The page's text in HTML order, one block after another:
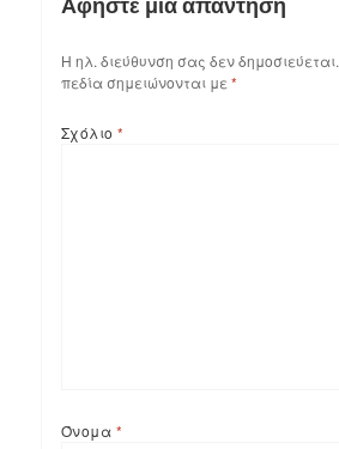
Αφήστε μια απάντηση
Η ηλ. διεύθυνση σας δεν δημοσιεύεται.
πεδία σημειώνονται με *
Σχόλιο *
Όνομα *